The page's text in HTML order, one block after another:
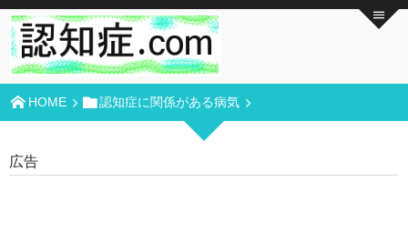
HOME 認知症に関係がある病気
広告